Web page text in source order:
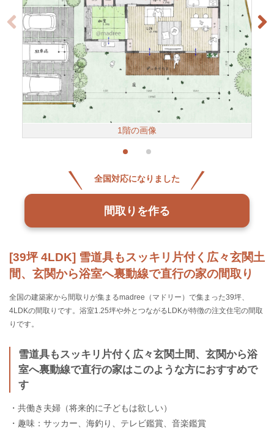
[39坪 4LDK] 雪道具もスッキリ片付く広々玄関土
間、玄関から浴室へ裏動線で直行の家の間取り
全国の建築家から間取りが集まるmadree（マドリー）で集まった39坪、
4LDKの間取りです。浴室1.25坪や外とつながるLDKが特徴の注文住宅の間取
りです。
雪道具もスッキリ片付く広々玄関土間、玄関から浴
室へ裏動線で直行の家はこのような方におすすめで
す
・共働き夫婦（将来的に子どもは欲しい）
・趣味：サッカー、海釣り、テレビ鑑賞、音楽鑑賞
1階の画像
全国対応になりました
間取りを作る